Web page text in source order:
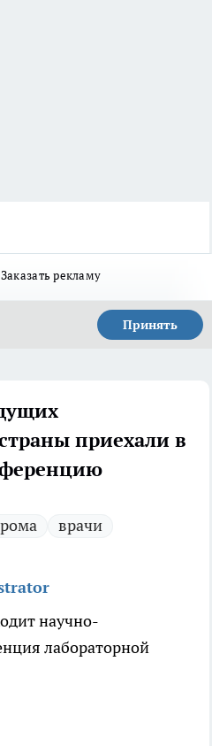
Заказать рекламу
Принять
приехали в
врачи
научно-
лабораторной